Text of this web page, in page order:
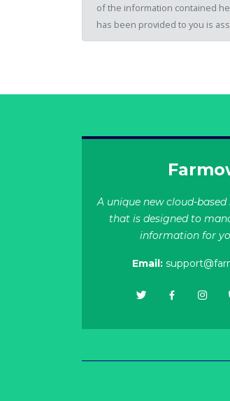
of the information contained
has been provided to you is
A unique new cloud-
that is designed to
information for
Email: